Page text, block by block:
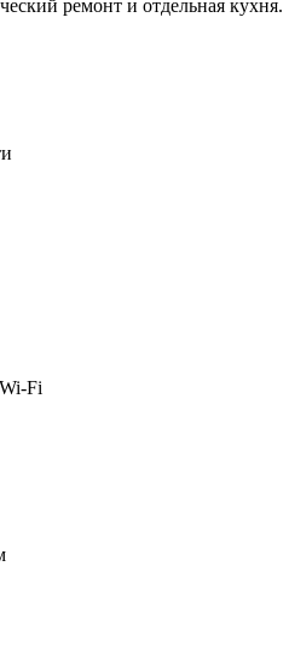
ремонт и отдельная кухня.
Fi